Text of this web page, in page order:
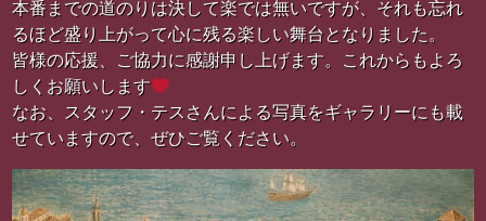
本番までの道のりは決して楽では無いですが、それも忘れ
るほど盛り上がって心に残る楽しい舞台となりました。
皆様の応援、ご協力に感謝申し上げます。これからもよろ
しくお願いします
なお、スタッフ・テスさんによる写真をギャラリーにも載
せていますので、ぜひご覧ください。